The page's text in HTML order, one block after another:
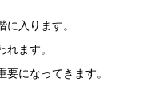
入ります。
ます。
になってきます。